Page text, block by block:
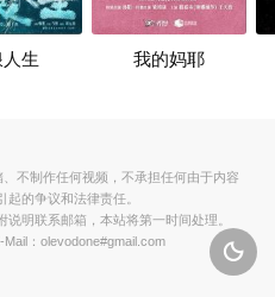
生 我的妈耶

不制作任何视频，不承担任何由于内容
起的争议和法律责任。
明联系邮箱，本站将第一时间处理。
：olevodone#gmail.com